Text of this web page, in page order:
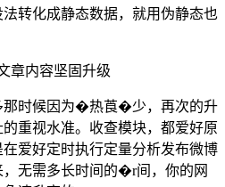
转化成静态数据，就用伪静态也
章内容坚固升级
那时候因为�热莨�少，再次的升
重视水准。收查模块，都爱好原
爱好定时执行定量分析发布微博
无需多长时间的�r间，你的网